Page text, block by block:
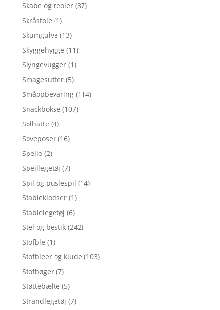
Skabe og reoler (37)
Skråstole (1)
Skumgulve (13)
Skyggehygge (11)
Slyngevugger (1)
Smagesutter (5)
Småopbevaring (114)
Snackbokse (107)
Solhatte (4)
Soveposer (16)
Spejle (2)
Spejllegetøj (7)
Spil og puslespil (14)
Stableklodser (1)
Stablelegetøj (6)
Stel og bestik (242)
Stofble (1)
Stofbleer og klude (103)
Stofbøger (7)
Støttebælte (5)
Strandlegetøj (7)